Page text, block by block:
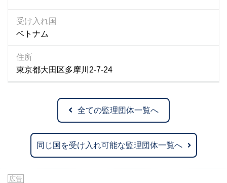
受け入れ国
ベトナム
住所
東京都大田区多摩川2-7-24
全ての監理団体一覧へ
同じ国を受け入れ可能な監理団体一覧へ
広告